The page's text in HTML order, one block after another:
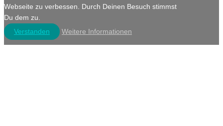
Webseite zu verbessen. Durch Deinen Besuch stimmst
Du dem zu.
Verstanden
Weitere Informationen